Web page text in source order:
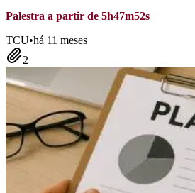
Palestra a partir de 5h47m52s
TCU•há 11 meses
2